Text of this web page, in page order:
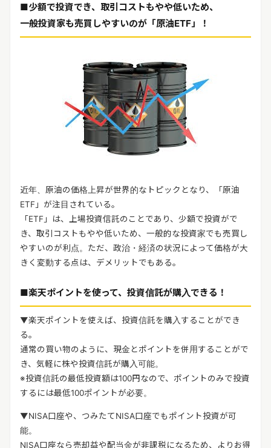
■少額で投資でき、取引コストもやや低いため、
一般投資家も売買しやすいのが「原油ETF」！
近年、原油の価格上昇が世界的なトピックとなり、「原油
ETF」が注目されている。
「ETF」は、上場投資信託のことであり、少額で投資がで
き、取引コストもやや低いため、一般的な投資家でも売買し
やすいのが利点。ただ、政治・経済の状況によって価格が大
きく変動する点は、デメリットでもある。
■楽天ポイントを使って、投資信託が購入できる！
▼楽天ポイントを使えば、投資信託を購入することができ
る。
通常の買い物のように、現金とポイントを併用することがで
き、気軽に株や投資信託が購入可能。
※投資信託の最低投資額は100円なので、ポイントのみで投資
するには最低100ポイントが必要。
▼NISA口座や、つみたてNISA口座でもポイント投資が可
能。
NISA口座なら売却益や配当金が非課税になるため、よりお得